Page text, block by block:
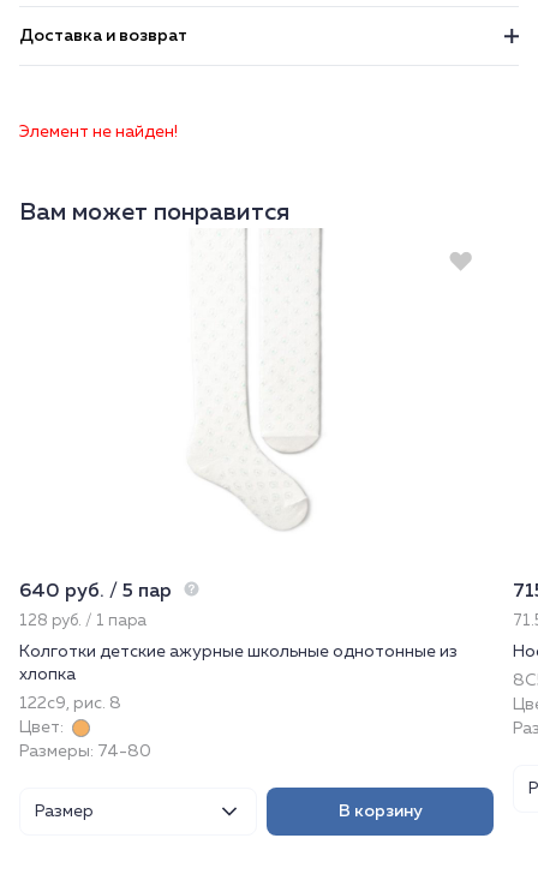
Доставка и возврат
Элемент не найден!
Вам может понравится
640 руб. / 5 пар
128 руб. / 1 пара
Колготки детские ажурные школьные однотонные из
хлопка
122с9, рис. 8
Цвет:
Размеры: 74-80
Размер В корзину